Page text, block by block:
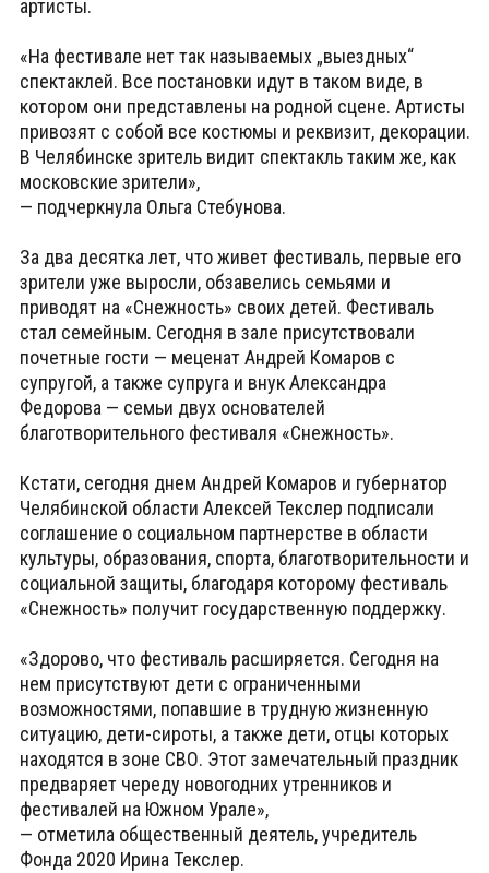
артисты.
«На фестивале нет так называемых „выездных“
спектаклей. Все постановки идут в таком виде, в
котором они представлены на родной сцене. Артисты
привозят с собой все костюмы и реквизит, декорации.
В Челябинске зритель видит спектакль таким же, как
московские зрители»,
— подчеркнула Ольга Стебунова.
За два десятка лет, что живет фестиваль, первые его
зрители уже выросли, обзавелись семьями и
приводят на «Снежность» своих детей. Фестиваль
стал семейным. Сегодня в зале присутствовали
почетные гости — меценат Андрей Комаров с
супругой, а также супруга и внук Александра
Федорова — семьи двух основателей
благотворительного фестиваля «Снежность».
Кстати, сегодня днем Андрей Комаров и губернатор
Челябинской области Алексей Текслер подписали
соглашение о социальном партнерстве в области
культуры, образования, спорта, благотворительности и
социальной защиты, благодаря которому фестиваль
«Снежность» получит государственную поддержку.
«Здорово, что фестиваль расширяется. Сегодня на
нем присутствуют дети с ограниченными
возможностями, попавшие в трудную жизненную
ситуацию, дети-сироты, а также дети, отцы которых
находятся в зоне СВО. Этот замечательный праздник
предваряет череду новогодних утренников и
фестивалей на Южном Урале»,
— отметила общественный деятель, учредитель
Фонда 2020 Ирина Текслер.